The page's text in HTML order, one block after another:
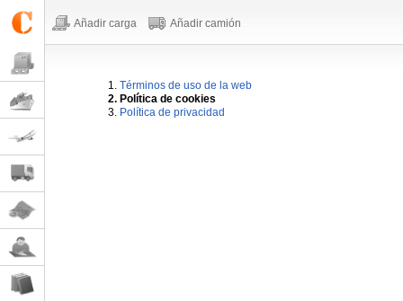
Añadir carga Añadir camión
1. Términos de uso de la web
2. Política de cookies
3. Política de privacidad